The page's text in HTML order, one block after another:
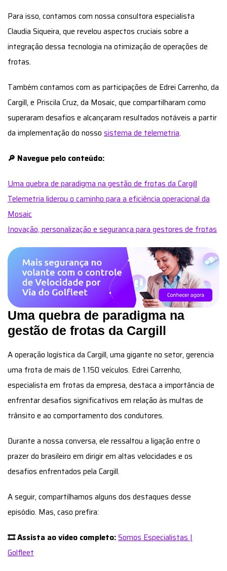
Para isso, contamos com nossa consultora especialista
Claudia Siqueira, que revelou aspectos cruciais sobre a
integração dessa tecnologia na otimização de operações de
frotas.
Também contamos com as participações de Edrei Carrenho, da
Cargill, e Priscila Cruz, da Mosaic, que compartilharam como
superaram desafios e alcançaram resultados notáveis a partir
da implementação do nosso sistema de telemetria.
🔎 Navegue pelo conteúdo:
Uma quebra de paradigma na gestão de frotas da Cargill
Telemetria liderou o caminho para a eficiência operacional da
Mosaic
Inovação, personalização e segurança para gestores de frotas
Uma quebra de paradigma na
gestão de frotas da Cargill
A operação logística da Cargill, uma gigante no setor, gerencia
uma frota de mais de 1.150 veículos. Edrei Carrenho,
especialista em frotas da empresa, destaca a importância de
enfrentar desafios significativos em relação às multas de
trânsito e ao comportamento dos condutores.
Durante a nossa conversa, ele ressaltou a ligação entre o
prazer do brasileiro em dirigir em altas velocidades e os
desafios enfrentados pela Cargill.
A seguir, compartilhamos alguns dos destaques desse
episódio. Mas, caso prefira:
🎞 Assista ao vídeo completo:Somos Especialistas |
Golfleet